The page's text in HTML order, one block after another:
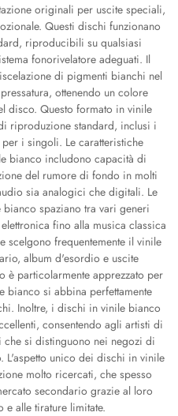
originali per uscite speciali,
Questi dischi funzionano
riproducibili su qualsiasi
fonorivelatore adeguati. Il
di pigmenti bianchi nel
ottenendo un colore
disco. Questo formato in vinile
riproduzione standard, inclusi i
i singoli. Le caratteristiche
bianco includono capacità di
del rumore di fondo in molti
sia analogici che digitali. Le
spaziano tra vari generi
fino alla musica classica
scelgono frequentemente il vinile
album d'esordio e uscite
è particolarmente apprezzato per
bianco si abbina perfettamente
Inoltre, i dischi in vinile bianco
consentendo agli artisti di
si distinguono nei negozi di
L'aspetto unico dei dischi in vinile
molto ricercati, che spesso
secondario grazie al loro
e alle tirature limitate.